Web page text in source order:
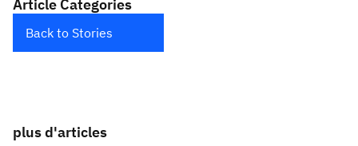
Article Categories
Back to Stories
plus d'articles